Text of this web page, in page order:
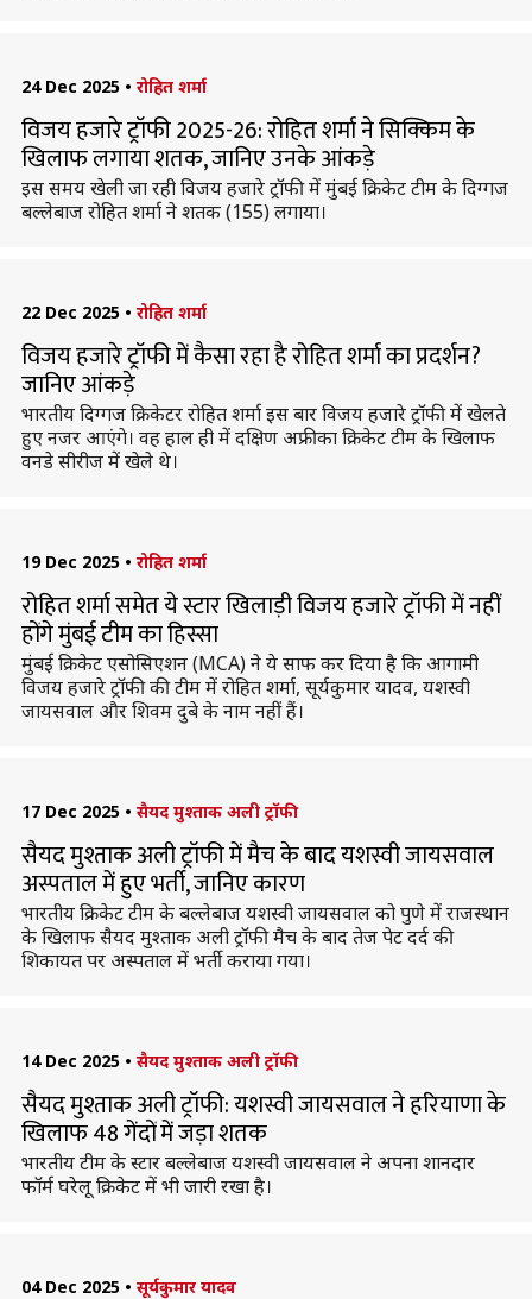
24 Dec 2025 • रोहित शर्मा
विजय हजारे ट्रॉफी 2025-26: रोहित शर्मा ने सिक्किम के
खिलाफ लगाया शतक, जानिए उनके आंकड़े
इस समय खेली जा रही विजय हजारे ट्रॉफी में मुंबई क्रिकेट टीम के दिग्गज
बल्लेबाज रोहित शर्मा ने शतक (155) लगाया।
22 Dec 2025 • रोहित शर्मा
विजय हजारे ट्रॉफी में कैसा रहा है रोहित शर्मा का प्रदर्शन?
जानिए आंकड़े
भारतीय दिग्गज क्रिकेटर रोहित शर्मा इस बार विजय हजारे ट्रॉफी में खेलते
हुए नजर आएंगे। वह हाल ही में दक्षिण अफ्रीका क्रिकेट टीम के खिलाफ
वनडे सीरीज में खेले थे।
19 Dec 2025 • रोहित शर्मा
रोहित शर्मा समेत ये स्टार खिलाड़ी विजय हजारे ट्रॉफी में नहीं
होंगे मुंबई टीम का हिस्सा
मुंबई क्रिकेट एसोसिएशन (MCA) ने ये साफ कर दिया है कि आगामी
विजय हजारे ट्रॉफी की टीम में रोहित शर्मा, सूर्यकुमार यादव, यशस्वी
जायसवाल और शिवम दुबे के नाम नहीं हैं।
17 Dec 2025 • सैयद मुश्ताक अली ट्रॉफी
सैयद मुश्ताक अली ट्रॉफी में मैच के बाद यशस्वी जायसवाल
अस्पताल में हुए भर्ती, जानिए कारण
भारतीय क्रिकेट टीम के बल्लेबाज यशस्वी जायसवाल को पुणे में राजस्थान
के खिलाफ सैयद मुश्ताक अली ट्रॉफी मैच के बाद तेज पेट दर्द की
शिकायत पर अस्पताल में भर्ती कराया गया।
14 Dec 2025 • सैयद मुश्ताक अली ट्रॉफी
सैयद मुश्ताक अली ट्रॉफी: यशस्वी जायसवाल ने हरियाणा के
खिलाफ 48 गेंदों में जड़ा शतक
भारतीय टीम के स्टार बल्लेबाज यशस्वी जायसवाल ने अपना शानदार
फॉर्म घरेलू क्रिकेट में भी जारी रखा है।
04 Dec 2025 • सूर्यकुमार यादव